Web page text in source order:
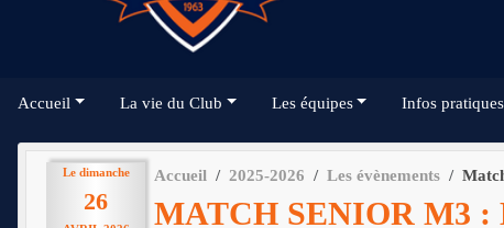
Accueil La vie du Club Les équipes Infos pratiques
Le dimanche
26
Accueil 2025-2026 Les évènements
MATCH SENIOR M3 :